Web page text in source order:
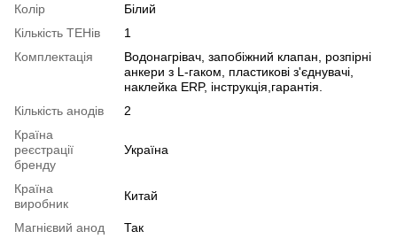
Колір
Білий
Кількість ТЕНів
1
Комплектація
Водонагрівач, запобіжний клапан, розпірні
анкери з L-гаком, пластикові з'єднувачі,
наклейка ERP, інструкція,гарантія.
Кількість анодів
2
Країна
реєстрації
бренду
Україна
Країна
виробник
Китай
Магнієвий анод
Так